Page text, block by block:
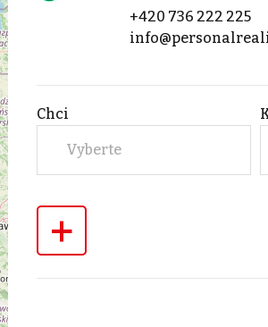
+420 736 222 225
Chci
Vyberte
+